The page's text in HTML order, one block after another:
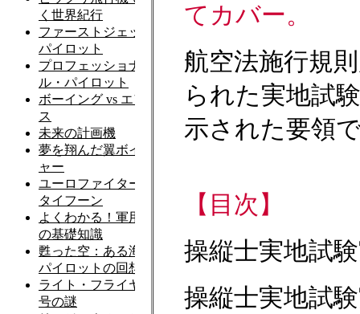
てカバー。
航空法施行規
られた実地試
示された要領
【目次】
操縦士実地試
操縦士実地試